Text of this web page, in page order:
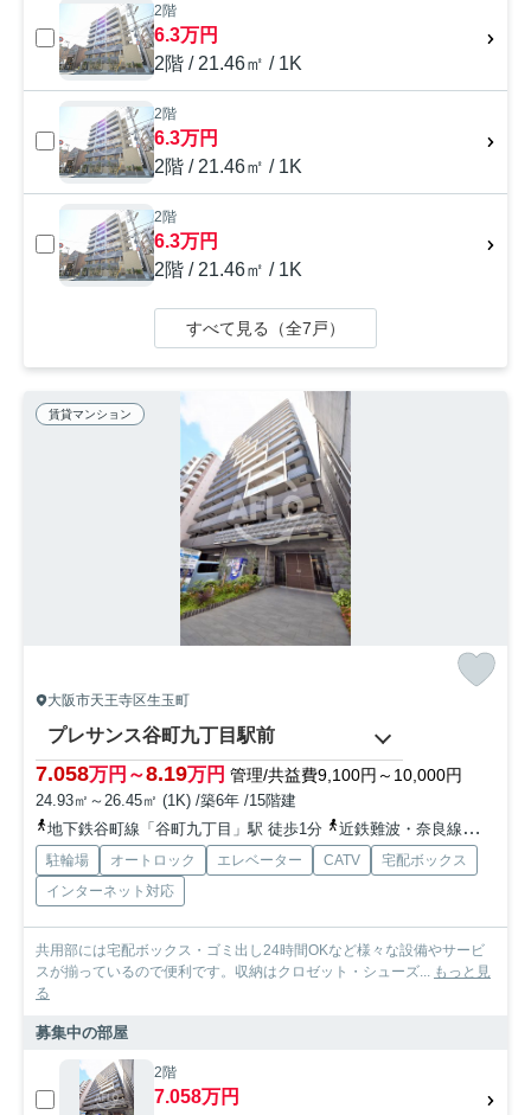
2階
6.3万円
2階 / 21.46㎡ / 1K
2階
6.3万円
2階 / 21.46㎡ / 1K
2階
6.3万円
2階 / 21.46㎡ / 1K
すべて見る（全7戸）
賃貸マンション
大阪市天王寺区生玉町
プレサンス谷町九丁目駅前
7.058万円～8.19万円 管理/共益費9,100円～10,000円
24.93㎡～26.45㎡ (1K) /築6年 /15階建
地下鉄谷町線「谷町九丁目」駅 徒歩1分
近鉄難波・奈良線「大阪上本町」駅 徒歩7分
駐輪場 オートロック エレベーター CATV
宅配ボックス
インターネット対応
共用部には宅配ボックス・ゴミ出し24時間OKなど様々な設備やサービ
スが揃っているので便利です。収納はクロゼット・シューズ... もっと見
る
募集中の部屋
2階
7.058万円